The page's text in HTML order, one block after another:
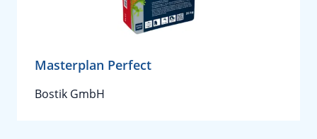
Masterplan Perfect
Bostik GmbH